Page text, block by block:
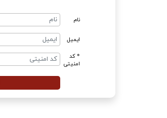
نام
ایمیل
* کد
امنیتی